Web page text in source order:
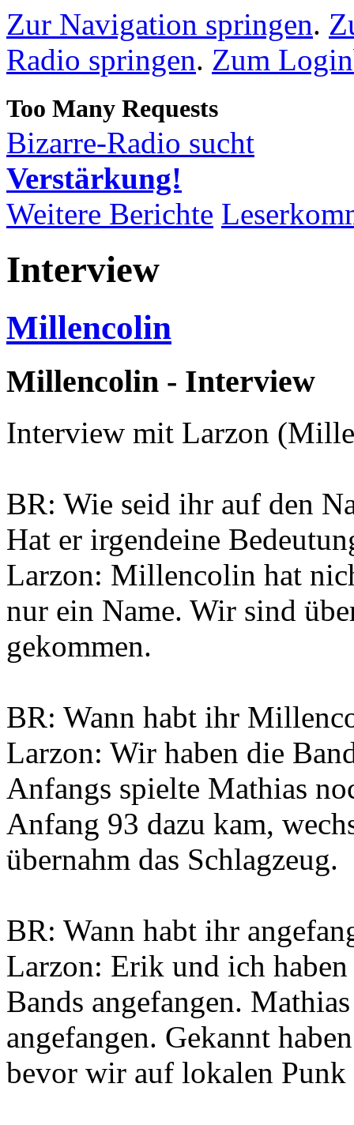
Zur Navigation springen.
Radio springen. Zum
Bizarre-Radio sucht
Verstärkung!
Weitere Berichte
Interview
Millencolin
Millencolin - Interview
Interview mit Larzon
BR: Wie seid ihr auf den
Hat er irgendeine
Larzon: Millencolin hat
nur ein Name. Wir sind
gekommen.
BR: Wann habt ihr
Larzon: Wir haben die
Anfangs spielte Mathias
Anfang 93 dazu kam,
übernahm das Schlagzeug.
BR: Wann habt ihr
Larzon: Erik und ich
Bands angefangen.
angefangen. Gekannt
bevor wir auf lokalen Punk